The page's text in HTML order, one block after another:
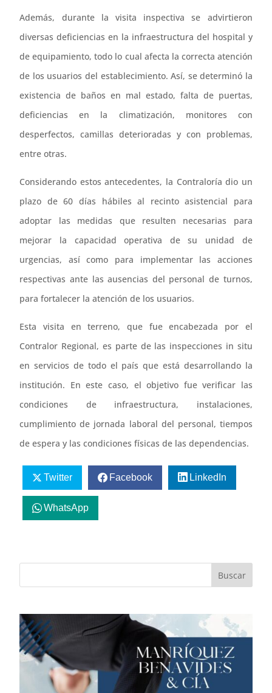
Además, durante la visita inspectiva se advirtieron
diversas deficiencias en la infraestructura del hospital y
de equipamiento, todo lo cual afecta la correcta atención
de los usuarios del establecimiento. Así, se determinó la
existencia de baños en mal estado, falta de puertas,
deficiencias en la climatización, monitores con
desperfectos, camillas deterioradas y con problemas,
entre otras.
Considerando estos antecedentes, la Contraloría dio un
plazo de 60 días hábiles al recinto asistencial para
adoptar las medidas que resulten necesarias para
mejorar la capacidad operativa de su unidad de
urgencias, así como para implementar las acciones
respectivas ante las ausencias del personal de turnos,
para fortalecer la atención de los usuarios.
Esta visita en terreno, que fue encabezada por el
Contralor Regional, es parte de las inspecciones in situ
en servicios de todo el país que está desarrollando la
institución. En este caso, el objetivo fue verificar las
condiciones de infraestructura, instalaciones,
cumplimiento de jornada laboral del personal, tiempos
de espera y las condiciones físicas de las dependencias.
Twitter Facebook LinkedIn
WhatsApp